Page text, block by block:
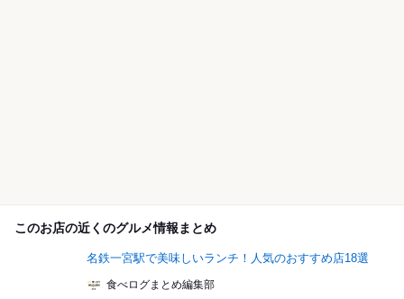
このお店の近くのグルメ情報まとめ
名鉄一宮駅で美味しいランチ！人気のおすすめ店18選
食べログまとめ編集部